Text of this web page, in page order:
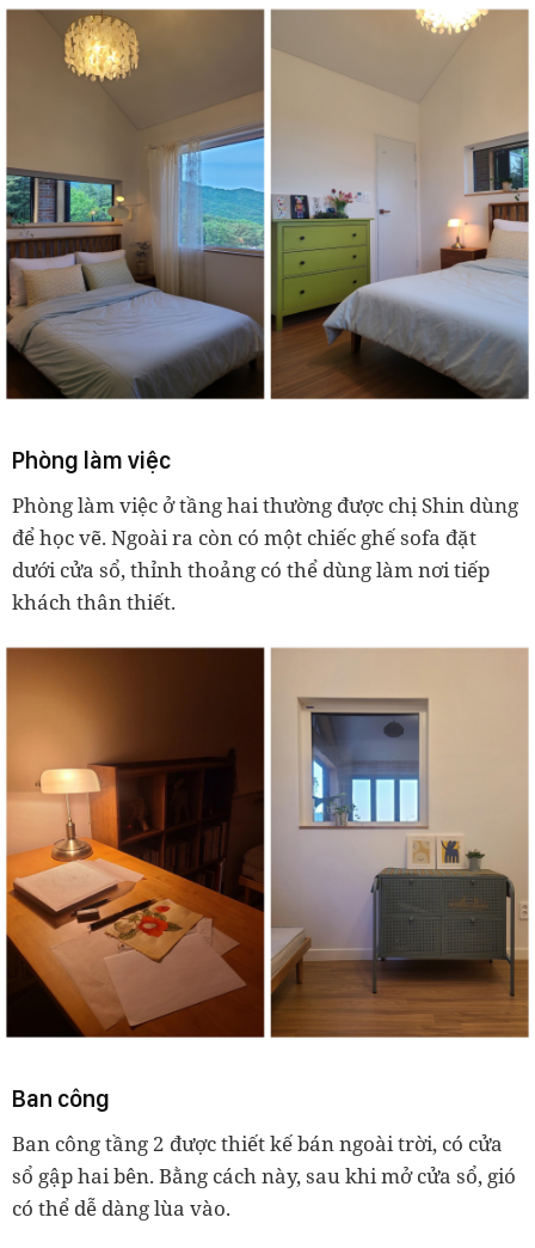
Phòng làm việc
Phòng làm việc ở tầng hai thường được chị Shin dùng
để học vẽ. Ngoài ra còn có một chiếc ghế sofa đặt
dưới cửa sổ, thỉnh thoảng có thể dùng làm nơi tiếp
khách thân thiết.
Ban công
Ban công tầng 2 được thiết kế bán ngoài trời, có cửa
sổ gập hai bên. Bằng cách này, sau khi mở cửa sổ, gió
có thể dễ dàng lùa vào.